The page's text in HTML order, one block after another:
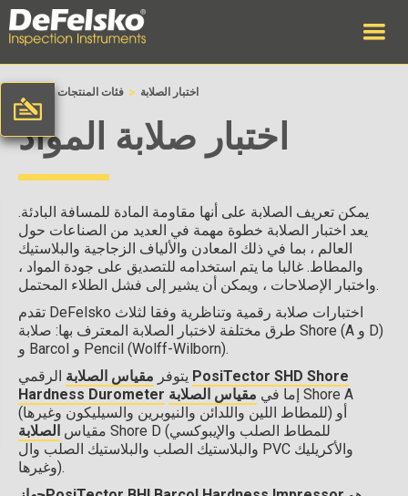
فئات المنتجات > اختبار الصلابة
اختبار صلابة المواد
يمكن تعريف الصلابة على أنها مقاومة المادة للمسافة البادئة.
يعد اختبار الصلابة خطوة مهمة في العديد من الصناعات حول
العالم ، بما في ذلك المعادن والألياف الزجاجية والبلاستيك
والمطاط. غالبا ما يتم استخدامه للتصديق على جودة المواد ،
واختبار الإصلاحات ، ويمكن أن يشير إلى فشل الطلاء المحتمل.
تقدم DeFelsko اختبارات صلابة رقمية وتناظرية وفقا لثلاث
طرق مختلفة لاختبار الصلابة المعترف بها: صلابة Shore (A و D)
و Barcol و Pencil (Wolff-Wilborn).
يتوفر مقياس الصلابة
PosiTector SHD Shore
Hardness Durometer
إما في مقياس الصلابة
Shore A
(للمطاط اللين واللدائن والنيوبرين والسيليكون وغيرها) أو
مقياس الصلابة
Shore D (للمطاط الصلب والإيبوكسي
والبلاستيك الصلب والبلاستيك الصلب وال PVC والأكريليك
وغيرها).